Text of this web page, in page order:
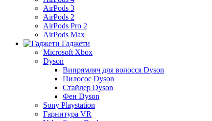
AirPods 3
AirPods 2
AirPods Pro 2
AirPods Max
Гаджети
Microsoft Xbox
Dyson
Випрямляч для волосся Dyson
Пилосос Dyson
Стайлер Dyson
Фен Dyson
Sony Playstation
Гарнитура VR